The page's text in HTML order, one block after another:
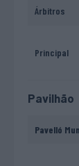
Árbitros
Principal
Pavilhão
Pavelló